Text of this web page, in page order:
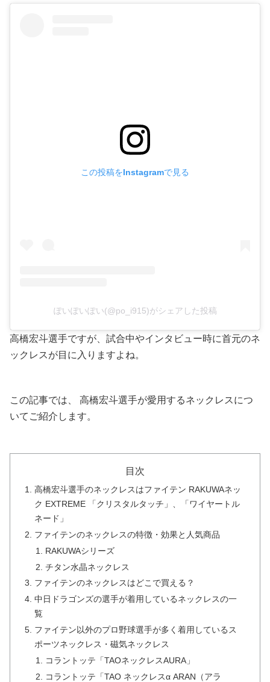
この投稿をInstagramで見る
ぽいぽいぽい(@po_i915)がシェアした投稿
高橋宏斗選手ですが、試合中やインタビュー時に首元のネ
ックレスが目に入りますよね。
この記事では、 高橋宏斗選手が愛用するネックレスにつ
いてご紹介します。
目次
高橋宏斗選手のネックレスはファイテン RAKUWAネッ
ク EXTREME 「クリスタルタッチ」、「ワイヤートル
ネード」
ファイテンのネックレスの特徴・効果と人気商品
RAKUWAシリーズ
チタン水晶ネックレス
ファイテンのネックレスはどこで買える？
中日ドラゴンズの選手が着用しているネックレスの一
覧
ファイテン以外のプロ野球選手が多く着用しているス
ポーツネックレス・磁気ネックレス
コラントッテ「TAOネックレスAURA」
コラントッテ「TAO ネックレスα ARAN（アラ